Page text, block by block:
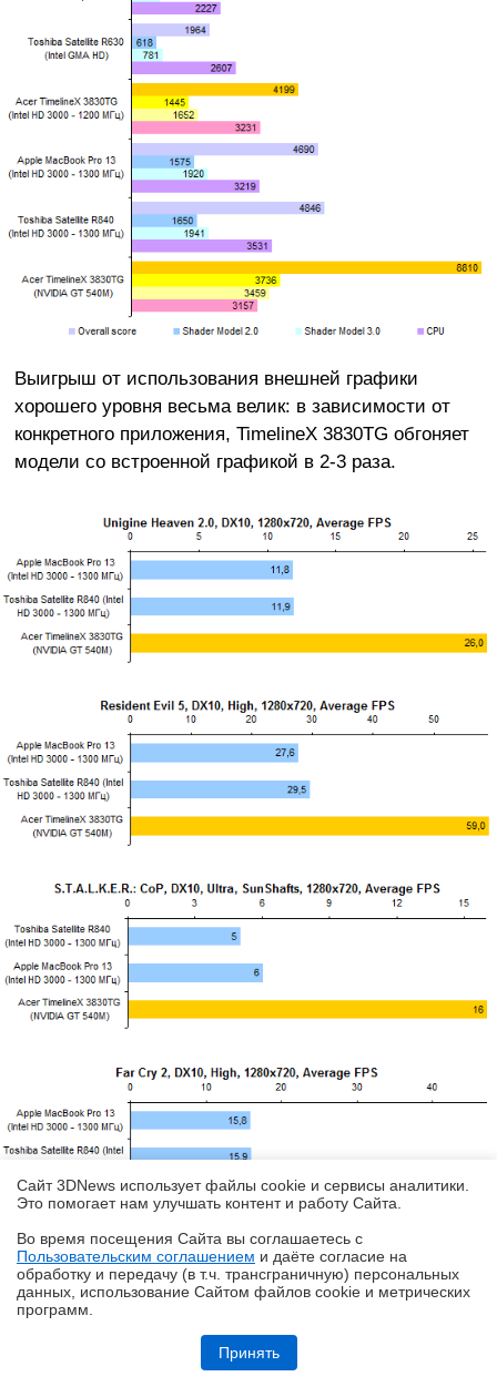
Обзор HUAWEI MatePad SE 11" (2026): тонкий металлический
планшет с раритетной начинкой
Выигрыш от использования внешней графики
хорошего уровня весьма велик: в зависимости от
конкретного приложения, TimelineX 3830TG обгоняет
модели со встроенной графикой в 2-3 раза.
Теперь посмотрим, насколько эффективно
справляется система охлаждения ноутбука с
отводом тепла от процессора. Для этого
протестируем ноутбук в различных условиях:
стоящим на подставке-кулере с активным
Сайт 3DNews использует файлы cookie и сервисы аналитики.
Это помогает нам улучшать контент и работу Cайта.
Во время посещения Cайта вы соглашаетесь с
Пользовательским соглашением и даёте согласие на
обработку и передачу (в т.ч. трансграничную) персональных
данных, использование Cайтом файлов cookie и метрических
программ.
Принять